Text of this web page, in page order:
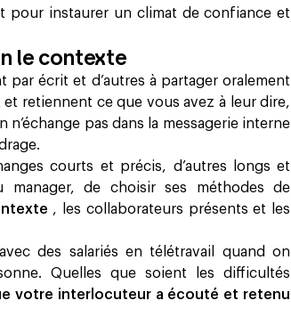
pour instaurer un climat de confiance et
le contexte
par écrit et d’autres à partager oralement
retiennent ce que vous avez à leur dire,
n’échange pas dans la messagerie interne
courts et précis, d’autres longs et
manager, de choisir ses méthodes de
, les collaborateurs présents et les
des salariés en télétravail quand on
Quelles que soient les difficultés
votre interlocuteur a écouté et retenu